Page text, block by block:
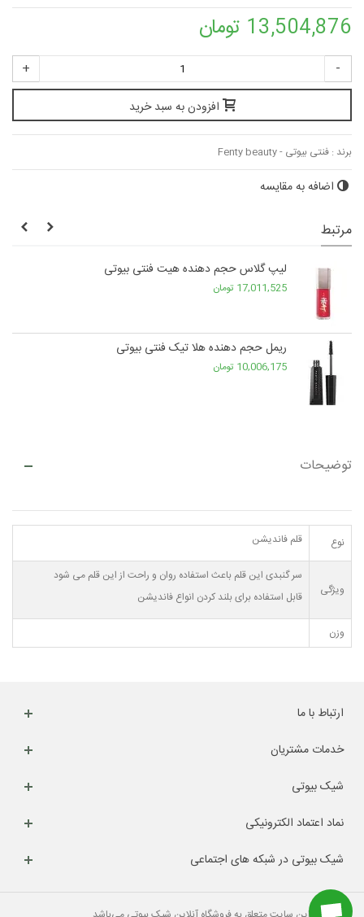
13,504,876 تومان
-
+
افزودن به سبد خرید
برند : فنتی بیوتی - Fenty beauty
اضافه به مقایسه
مرتبط
لیپ گلاس حجم دهنده هیت فنتی بیوتی
17,011,525 تومان
ریمل حجم دهنده هلا تیک فنتی بیوتی
10,006,175 تومان
توضیحات
نوع قلم فاندیشن
ویژگی
سر گنبدی این قلم باعث استفاده روان و راحت از این قلم می شود
قابل استفاده برای بلند کردن انواع فاندیشن
وزن
ارتباط با ما
خدمات مشتریان
شیک بیوتی
نماد اعتماد الکترونیکی
شیک بیوتی در شبکه های اجتماعی